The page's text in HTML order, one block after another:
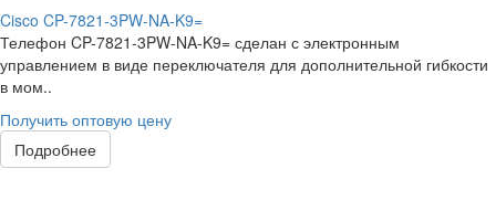
Cisco CP-7821-3PW-NA-K9=
Телефон CP-7821-3PW-NA-K9= сделан с электронным
управлением в виде переключателя для дополнительной гибкости
в мом..
Получить оптовую цену
Подробнее